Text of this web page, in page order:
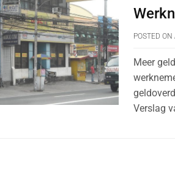
POSTED ON
Meer
Verslag